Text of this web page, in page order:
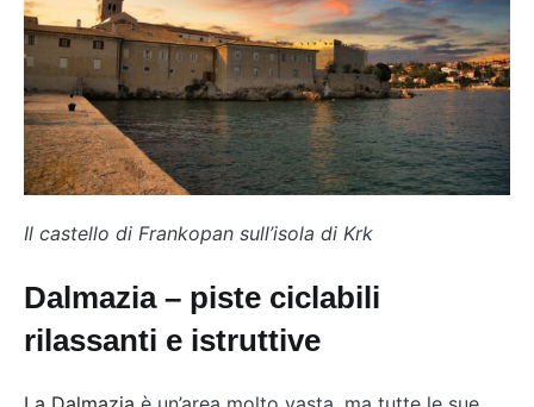
Il castello di Frankopan sull’isola di Krk
Dalmazia – piste ciclabili
rilassanti e istruttive